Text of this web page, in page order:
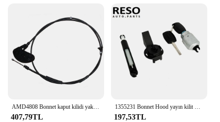
AMD4808 Bonnet kaput kilidi yakalamak için mandal kablosu ford focus mk3 2012-2018 Ford Grand C-MAX 2012 AM5116C657AG CV6Z16916A 1715614
407,79TL
1355231 Bonnet Hood yayın kilit mandalı yakalamak tamir kiti montaj 2 tuşları ile yedek Ford Focus MK2 C Max Kuga 2004-2012 için
197,53TL